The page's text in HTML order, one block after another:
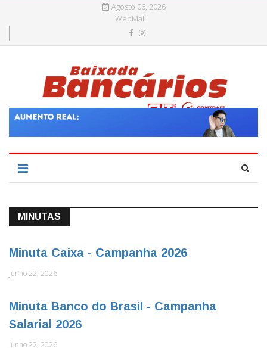
Agosto 06, 2026
WebMail
MINUTAS
Minuta Caixa - Campanha 2026
Junho 22, 2026
Minuta Banco do Brasil - Campanha
Salarial 2026
Junho 22, 2026